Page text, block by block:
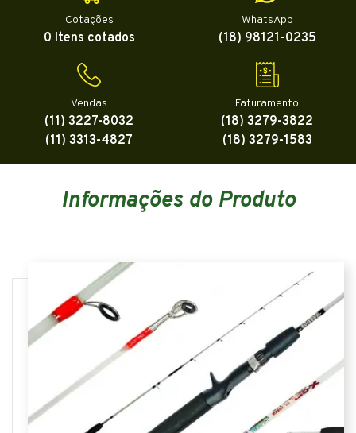
Cotações
0 Itens cotados
WhatsApp
(18) 98121-0235
Vendas
(11) 3227-8032
(11) 3313-4827
Faturamento
(18) 3279-3822
(18) 3279-1583
Informações do Produto